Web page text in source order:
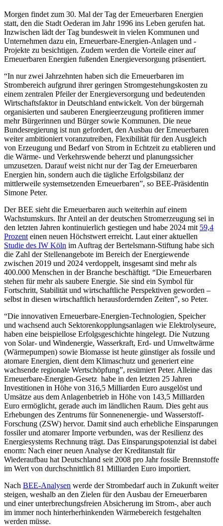
Morgen findet zum 30. Mal der Tag der Erneuerbaren Energien
statt, den die Stadt Oederan im Jahr 1996 ins Leben gerufen hat.
Inzwischen lädt der Tag bundesweit in vielen Kommunen und
Unternehmen dazu ein, Erneuerbare-Energien-Anlagen und -
Projekte zu besichtigen. Zudem werden die Vorteile einer auf
Erneuerbaren Energien fußenden Energieversorgung präsentiert.
“In nur zwei Jahrzehnten haben sich die Erneuerbaren im
Strombereich aufgrund ihrer geringen Stromgestehungskosten zu
einem zentralen Pfeiler der Energieversorgung und bedeutenden
Wirtschaftsfaktor in Deutschland entwickelt. Von der bürgernah
organisierten und sauberen Energieerzeugung profitieren immer
mehr Bürgerinnen und Bürger sowie Kommunen. Die neue
Bundesregierung ist nun gefordert, den Ausbau der Erneuerbaren
weiter ambitioniert voranzutreiben, Flexibilität für den Ausgleich
von Erzeugung und Bedarf von Strom in Echtzeit zu etablieren und
die Wärme- und Verkehrswende beherzt und planungssicher
umzusetzen. Darauf weist nicht nur der Tag der Erneuerbaren
Energien hin, sondern auch die tägliche Erfolgsbilanz der
mittlerweile systemsetzenden Erneuerbaren”, so BEE-Präsidentin
Simone Peter.
Der BEE sieht die Erneuerbaren auch weiterhin auf einem
Wachstumskurs. Ihr Anteil an der deutschen Stromerzeugung sei in
den letzten Jahren kontinuierlich gestiegen und habe 2024 mit 59,4
Prozent einen neuen Höchstwert erreicht. Laut einer aktuellen
Studie des IW Köln im Auftrag der Bertelsmann-Stiftung habe sich
die Zahl der Stellenangebote im Bereich der Energiewende
zwischen 2019 und 2024 verdoppelt, insgesamt sind mehr als
400.000 Menschen in der Branche beschäftigt. “Die Erneuerbaren
stehen für mehr als saubere Energie. Sie sind ein Symbol für
Fortschritt, Stabilität und wirtschaftliche Perspektiven geworden –
selbst in diesen wirtschaftlich herausfordernden Zeiten”, so Peter.
“Die innovativen Erneuerbare-Energien-Technologien, Speicher
und wachsend auch Sektorenkopplungsanlagen wie Elektrolyseure,
haben eine beispiellose Erfolgsgeschichte hingelegt. Die Nutzung
von Solar- und Windenergie, Wasserkraft, Erd- und Umweltwärme
(Wärmepumpen) sowie Biomasse ist heute günstiger als fossile und
atomare Energien, dient dem Klimaschutz und generiert eine
wachsende regionale Wertschöpfung”, resümiert Peter. Alleine das
Erneuerbare-Energien-Gesetz habe in den letzten 25 Jahren
Investitionen in Höhe von 316,5 Milliarden Euro ausgelöst und
Umsätze aus dem Anlagenbetrieb in Höhe von 143,5 Milliarden
Euro ermöglicht, gerade auch im ländlichen Raum. Dies geht aus
Erhebungen des Zentrums für Sonnenenergie- und Wasserstoff-
Forschung (ZSW) hervor. Damit sind auch erhebliche Einsparungen
fossiler und atomarer Importe verbunden, was der Resilienz des
Energiesystems Rechnung trägt. Das Einsparungspotenzial ist dabei
enorm: Nach einer neuen Analyse der Kreditanstalt für
Wiederaufbau hat Deutschland seit 2008 pro Jahr fossile Brennstoffe
im Wert von durchschnittlich 81 Milliarden Euro importiert.
Nach BEE-Analysen werde der Strombedarf auch in Zukunft weiter
steigen, weshalb an den Zielen für den Ausbau der Erneuerbaren
und einer unterbrechungsfreien Absicherung im Strom-, aber auch
im immer noch hinterherhinkenden Wärmebereich festgehalten
werden müsse.